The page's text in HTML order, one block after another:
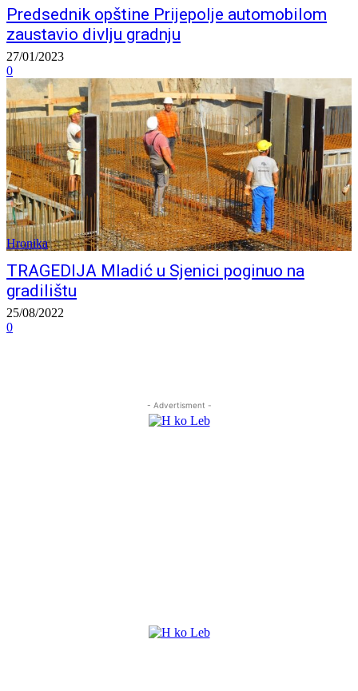
Predsednik opštine Prijepolje automobilom
zaustavio divlju gradnju
27/01/2023
0
Hronika
TRAGEDIJA Mladić u Sjenici poginuo na
gradilištu
25/08/2022
0
- Advertisment -